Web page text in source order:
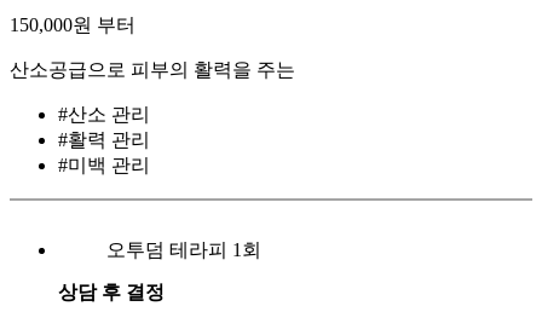
150,000원 부터
산소공급으로 피부의 활력을 주는
#산소 관리
#활력 관리
#미백 관리
오투덤 테라피 1회
상담 후 결정